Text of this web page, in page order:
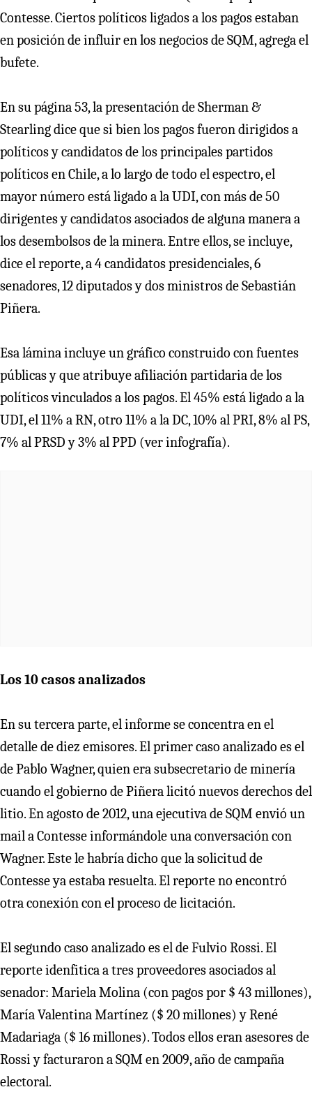
Contesse. Ciertos políticos ligados a los pagos estaban
en posición de influir en los negocios de SQM, agrega el
bufete.
En su página 53, la presentación de Sherman &
Stearling dice que si bien los pagos fueron dirigidos a
políticos y candidatos de los principales partidos
políticos en Chile, a lo largo de todo el espectro, el
mayor número está ligado a la UDI, con más de 50
dirigentes y candidatos asociados de alguna manera a
los desembolsos de la minera. Entre ellos, se incluye,
dice el reporte, a 4 candidatos presidenciales, 6
senadores, 12 diputados y dos ministros de Sebastián
Piñera.
Esa lámina incluye un gráfico construido con fuentes
públicas y que atribuye afiliación partidaria de los
políticos vinculados a los pagos. El 45% está ligado a la
UDI, el 11% a RN, otro 11% a la DC, 10% al PRI, 8% al PS,
7% al PRSD y 3% al PPD (ver infografía).
Los 10 casos analizados
En su tercera parte, el informe se concentra en el
detalle de diez emisores. El primer caso analizado es el
de Pablo Wagner, quien era subsecretario de minería
cuando el gobierno de Piñera licitó nuevos derechos del
litio. En agosto de 2012, una ejecutiva de SQM envió un
mail a Contesse informándole una conversación con
Wagner. Este le habría dicho que la solicitud de
Contesse ya estaba resuelta. El reporte no encontró
otra conexión con el proceso de licitación.
El segundo caso analizado es el de Fulvio Rossi. El
reporte idenfitica a tres proveedores asociados al
senador: Mariela Molina (con pagos por $ 43 millones),
María Valentina Martínez ($ 20 millones) y René
Madariaga ($ 16 millones). Todos ellos eran asesores de
Rossi y facturaron a SQM en 2009, año de campaña
electoral.